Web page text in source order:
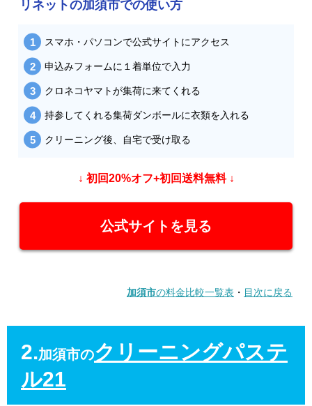
リネットの加須市での使い方
スマホ・パソコンで公式サイトにアクセス
申込みフォームに１着単位で入力
クロネコヤマトが集荷に来てくれる
持参してくれる集荷ダンボールに衣類を入れる
クリーニング後、自宅で受け取る
↓ 初回20%オフ+初回送料無料 ↓
公式サイトを見る
加須市の料金比較一覧表 ・ 目次に戻る
2.加須市のクリーニングパステ
ル21